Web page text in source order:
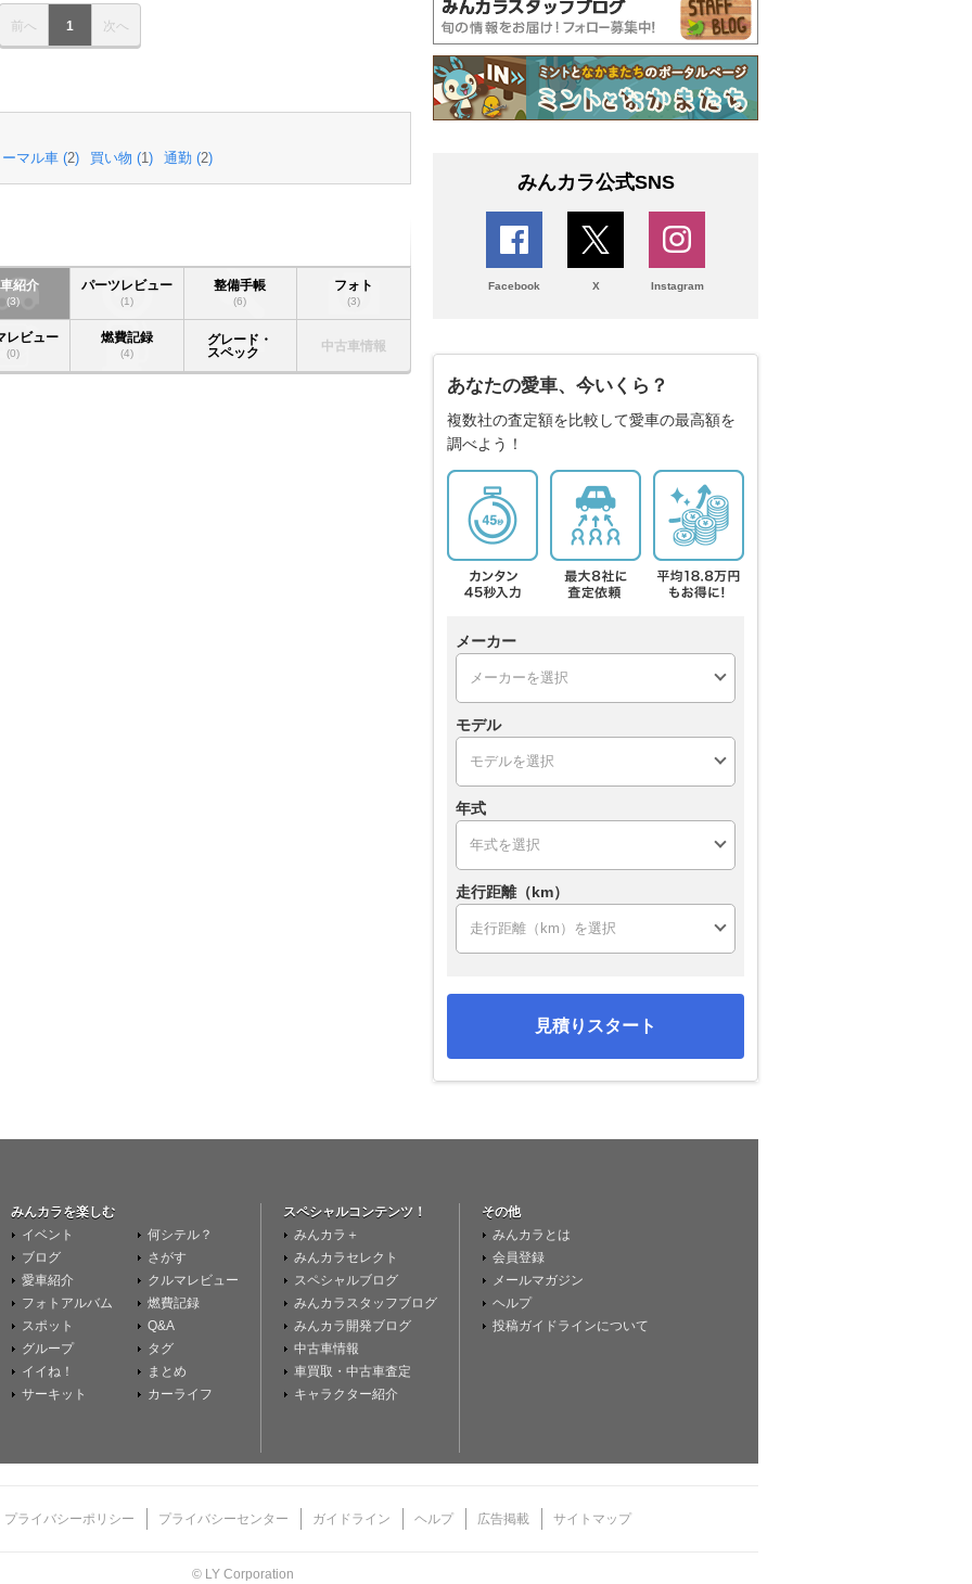
前へ 1 次へ
マル車 (2) 買い物 (1) 通勤 (2)
紹介
(3)
パーツレビュー
(1)
整備手帳
(6)
フォト
(3)
レビュー
(0)
燃費記録
(4)
グレード・
スペック
中古車情報
みんカラ公式SNS
Facebook X Instagram
あなたの愛車、今いくら？
複数社の査定額を比較して愛車の最高額を
調べよう！
メーカー
モデル
年式
走行距離（km）
見積りスタート
みんカラを楽しむ
イベント
ブログ
愛車紹介
フォトアルバム
スポット
グループ
イイね！
サーキット
何シテル？
さがす
クルマレビュー
燃費記録
Q&A
タグ
まとめ
カーライフ
スペシャルコンテンツ！
みんカラ＋
みんカラセレクト
スペシャルブログ
みんカラスタッフブログ
みんカラ開発ブログ
中古車情報
車買取・中古車査定
キャラクター紹介
その他
みんカラとは
会員登録
メールマガジン
ヘルプ
投稿ガイドラインについて
プライバシーポリシー プライバシーセンター ガイドライン ヘルプ 広告掲載 サイトマップ
© LY Corporation